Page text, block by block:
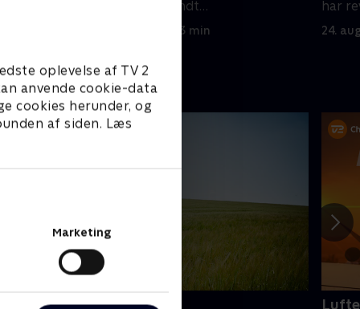
oplevelse af TV 2
anvende cookie-data
cookies herunder, og
af siden. Læs
Marketing
Klopp, en anerkendt
sygdomsbehandler, ringer til ham.
23. august 2012 • 43 min
har
24.
Doc Martin